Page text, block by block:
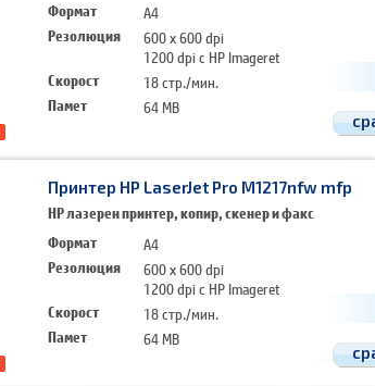
Формат
A4
Резолюция
600 x 600 dpi
1200 dpi с HP Imageret
Скорост
18 стр./мин.
Памет
64 MB
Принтер HP LaserJet Pro M1217nfw mfp
HP лазерен принтер, копир, скенер и факс
Формат
A4
Резолюция
600 x 600 dpi
1200 dpi с HP Imageret
Скорост
18 стр./мин.
Памет
64 MB